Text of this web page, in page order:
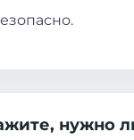
нужно